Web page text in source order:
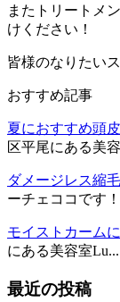
またトリートメ
けください！
皆様のなりたい
おすすめ記事
夏におすすめ頭
区平尾にある美
ダメージレス縮
ーチェココです
モイストカーム
にある美容室Lu...
最近の投稿